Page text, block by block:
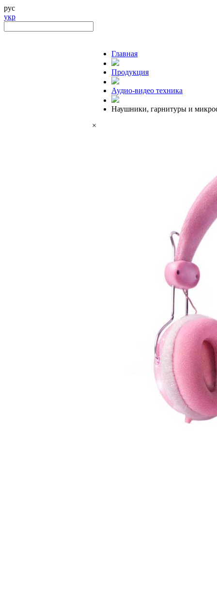
рус
укр
Главная
Продукция
Аудио-видео техника
Наушники, гарнитуры и
×